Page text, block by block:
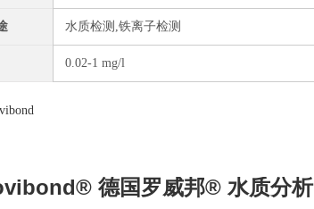
水质检测,铁离子检测
0.02-1 mg/l
ond® 德国罗威邦® 水质分析